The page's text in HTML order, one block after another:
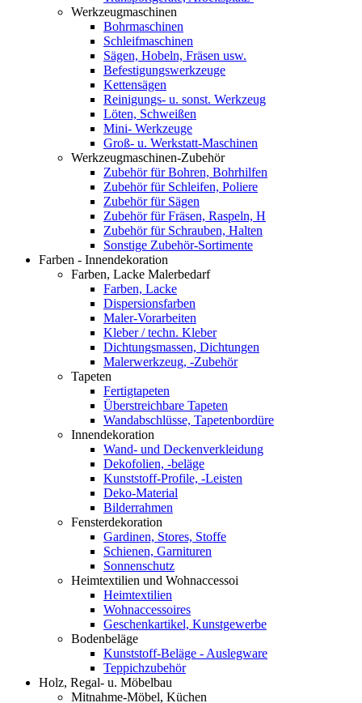
Werkzeugmaschinen
Bohrmaschinen
Schleifmaschinen
Sägen, Hobeln, Fräsen usw.
Befestigungswerkzeuge
Kettensägen
Reinigungs- u. sonst. Werkzeug
Löten, Schweißen
Mini- Werkzeuge
Groß- u. Werkstatt-Maschinen
Werkzeugmaschinen-Zubehör
Zubehör für Bohren, Bohrhilfen
Zubehör für Schleifen, Poliere
Zubehör für Sägen
Zubehör für Fräsen, Raspeln, H
Zubehör für Schrauben, Halten
Sonstige Zubehör-Sortimente
Farben - Innendekoration
Farben, Lacke Malerbedarf
Farben, Lacke
Dispersionsfarben
Maler-Vorarbeiten
Kleber / techn. Kleber
Dichtungsmassen, Dichtungen
Malerwerkzeug, -Zubehör
Tapeten
Fertigtapeten
Überstreichbare Tapeten
Wandabschlüsse, Tapetenbordüre
Innendekoration
Wand- und Deckenverkleidung
Dekofolien, -beläge
Kunststoff-Profile, -Leisten
Deko-Material
Bilderrahmen
Fensterdekoration
Gardinen, Stores, Stoffe
Schienen, Garnituren
Sonnenschutz
Heimtextilien und Wohnaccessoi
Heimtextilien
Wohnaccessoires
Geschenkartikel, Kunstgewerbe
Bodenbeläge
Kunststoff-Beläge - Auslegware
Teppichzubehör
Holz, Regal- u. Möbelbau
Mitnahme-Möbel, Küchen